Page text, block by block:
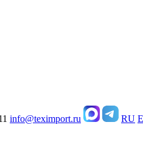
info@teximport.ru RU